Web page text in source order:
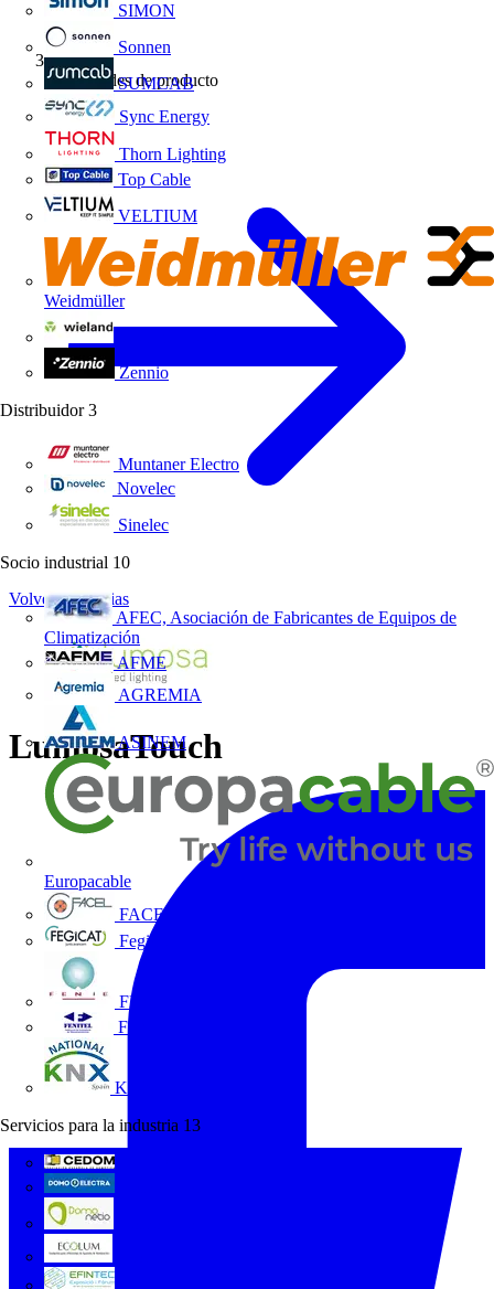
SIMON
Sonnen
SUMCAB
Sync Energy
Thorn Lighting
Top Cable
VELTIUM
Weidmüller
Zennio
Distribuidor 3
Muntaner Electro
Novelec
Sinelec
Socio industrial 10
AFEC, Asociación de Fabricantes de Equipos de
Climatización
AFME
AGREMIA
ASINEM
Europacable
FACEL
Fegicat
FENIE
FENITEL
KNX España
Servicios para la industria 13
Novedades de producto
Volver a Noticias
LumosaTouch